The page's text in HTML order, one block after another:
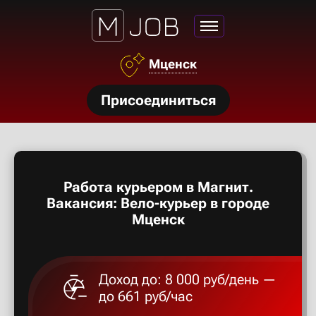
Мценск
Присоединиться
Работа курьером в Магнит.
Вакансия: Вело-курьер в городе
Мценск
Доход до: 8 000 руб/день —
до 661 руб/час